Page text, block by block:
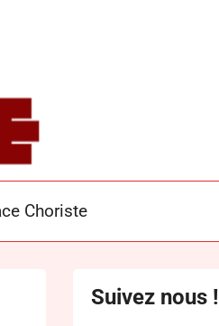
Choriste
Suivez nous !